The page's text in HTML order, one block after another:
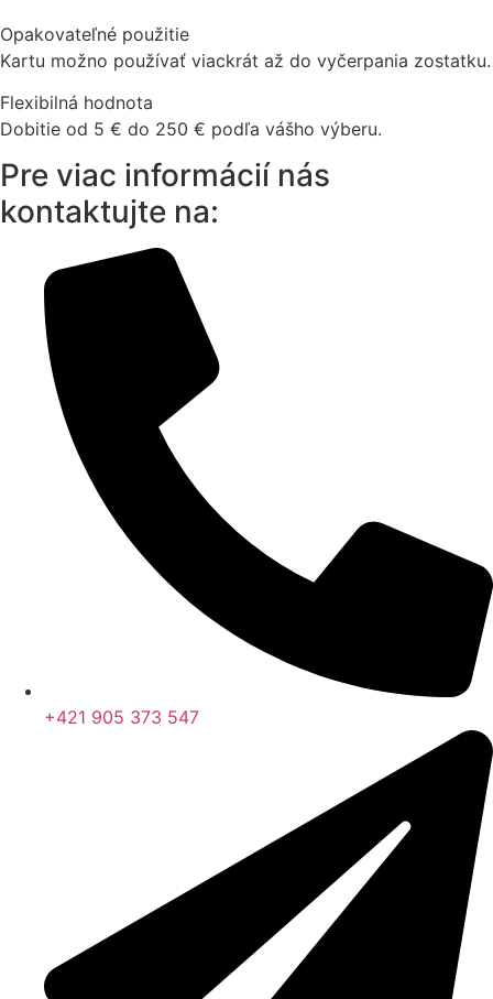
Opakovateľné použitie
Kartu možno používať viackrát až do vyčerpania zostatku.
Flexibilná hodnota
Dobitie od 5 € do 250 € podľa vášho výberu.
Pre viac informácií nás
kontaktujte na:
+421 905 373 547